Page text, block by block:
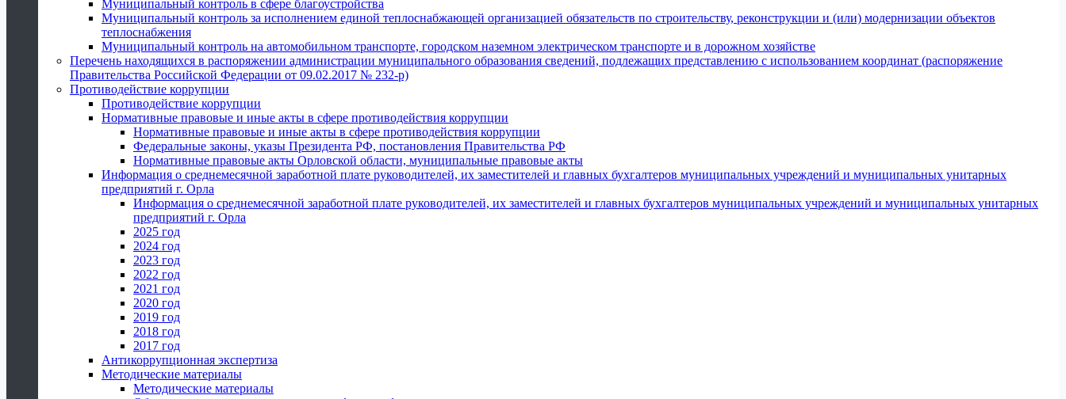
Муниципальный контроль в сфере благоустройства
Муниципальный контроль за исполнением единой теплоснабжающей организацией обязательств по строительству, реконструкции и (или) модернизации объектов
теплоснабжения
Муниципальный контроль на автомобильном транспорте, городском наземном электрическом транспорте и в дорожном хозяйстве
Перечень находящихся в распоряжении администрации муниципального образования сведений, подлежащих представлению с использованием координат (распоряжение
Правительства Российской Федерации от 09.02.2017 № 232-р)
Противодействие коррупции
Противодействие коррупции
Нормативные правовые и иные акты в сфере противодействия коррупции
Нормативные правовые и иные акты в сфере противодействия коррупции
Федеральные законы, указы Президента РФ, постановления Правительства РФ
Нормативные правовые акты Орловской области, муниципальные правовые акты
Информация о среднемесячной заработной плате руководителей, их заместителей и главных бухгалтеров муниципальных учреждений и муниципальных унитарных
предприятий г. Орла
Информация о среднемесячной заработной плате руководителей, их заместителей и главных бухгалтеров муниципальных учреждений и муниципальных унитарных
предприятий г. Орла
2025 год
2024 год
2023 год
2022 год
2021 год
2020 год
2019 год
2018 год
2017 год
Антикоррупционная экспертиза
Методические материалы
Методические материалы